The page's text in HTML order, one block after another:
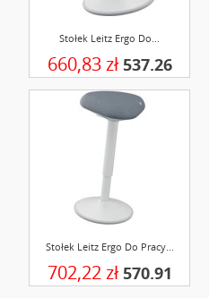
Stołek Leitz Ergo Do...
660,83 zł 537.26
Stołek Leitz Ergo Do Pracy...
702,22 zł 570.91